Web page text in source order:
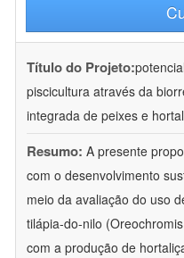
Título do Projeto:
piscicultura através da
integrada de peixes e
Resumo: A presente
com o desenvolvimento
meio da avaliação do uso
tilápia-do-nilo
com a produção de